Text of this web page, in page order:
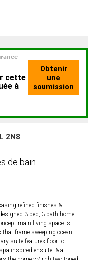
2N8
de bain
refined finishes &
3-bed, 3-bath home
main living space is
frame sweeping ocean
suite features floor-to-
inspired ensuite, & a